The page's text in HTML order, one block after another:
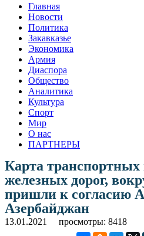
Главная
Новости
Политика
Закавказье
Экономика
Армия
Диаспора
Общество
Аналитика
Культура
Спорт
Мир
О нас
ПАРТНЕРЫ
Карта транспортных
железных дорог,
пришли к согласию
Азербайджан
13.01.2021 просмотры: 8418